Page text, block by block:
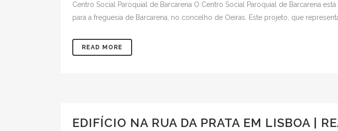
Centro Social Paroquial de Barcarena O Centro Social Paroquial de Barcarena
para a freguesia de Barcarena, no concelho de Oeiras. Este projeto, que
READ MORE
EDIFÍCIO NA RUA DA PRATA EM LISBOA |